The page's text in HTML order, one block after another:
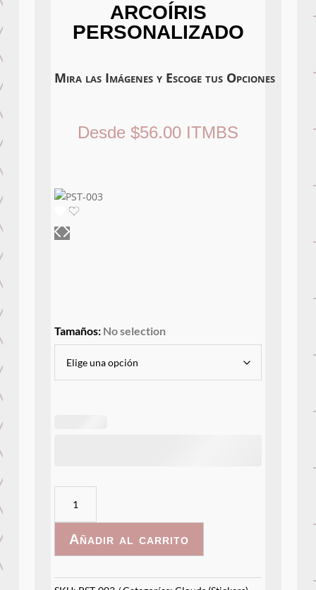
ARCOÍRIS
PERSONALIZADO
Mira las Imágenes y Escoge tus Opciones
Desde $56.00 ITMBS
Tamaños: No selection
Personalizado
cantidad
Añadir al carrito